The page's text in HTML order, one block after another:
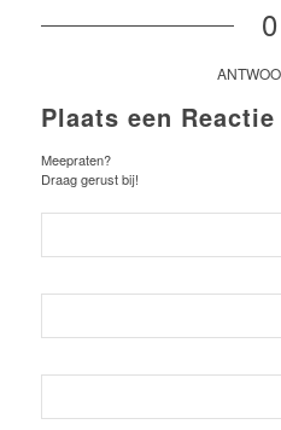
0
Plaats een Reactie
Meepraten?
Draag gerust bij!